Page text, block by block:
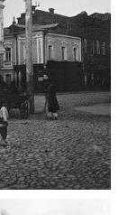
період